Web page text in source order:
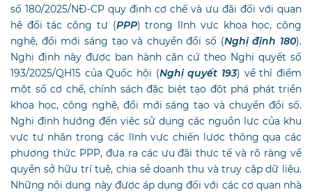
số 180/2025/NĐ-CP quy định cơ chế và ưu đãi đối với quan
hệ đối tác công tư (PPP) trong lĩnh vực khoa học, công
nghệ, đổi mới sáng tạo và chuyển đổi số (Nghị định 180).
Nghị định này được ban hành căn cứ theo Nghị quyết số
193/2025/QH15 của Quốc hội (Nghị quyết 193) về thí điểm
một số cơ chế, chính sách đặc biệt tạo đột phá phát triển
khoa học, công nghệ, đổi mới sáng tạo và chuyển đổi số.
Nghị định hướng đến việc sử dụng các nguồn lực của khu
vực tư nhân trong các lĩnh vực chiến lược thông qua các
phương thức PPP, đưa ra các ưu đãi thực tế và rõ ràng về
quyền sở hữu trí tuệ, chia sẻ doanh thu và truy cập dữ liệu.
Những nội dung này được áp dụng đối với các cơ quan nhà